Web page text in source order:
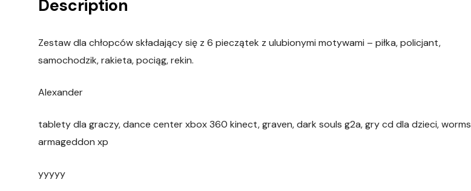
Description
Zestaw dla chłopców składający się z 6 pieczątek z ulubionymi motywami – piłka, policjant,
samochodzik, rakieta, pociąg, rekin.
Alexander
tablety dla graczy, dance center xbox 360 kinect, graven, dark souls g2a, gry cd dla dzieci, worms
armageddon xp
yyyyy